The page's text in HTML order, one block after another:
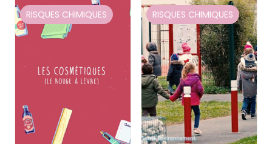
RISQUES CHIMIQUES RISQUES CHIMIQUES